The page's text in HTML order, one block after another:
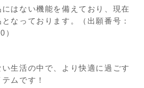
はない機能を備えており、現在
なっております。（出願番号：
）
生活の中で、より快適に過ごす
ムです！